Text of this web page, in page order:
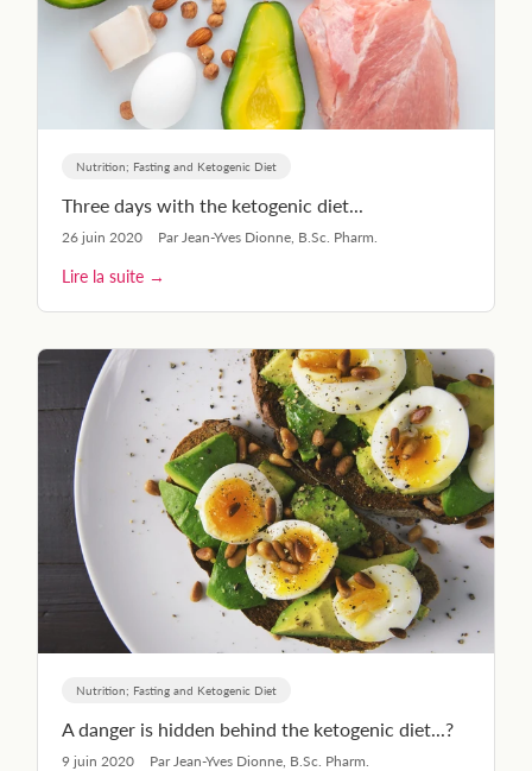
Nutrition; Fasting and Ketogenic Diet
Three days with the ketogenic diet...
26 juin 2020 Par Jean-Yves Dionne, B.Sc. Pharm.
Lire la suite →
Nutrition; Fasting and Ketogenic Diet
A danger is hidden behind the ketogenic diet...?
9 juin 2020 Par Jean-Yves Dionne, B.Sc. Pharm.